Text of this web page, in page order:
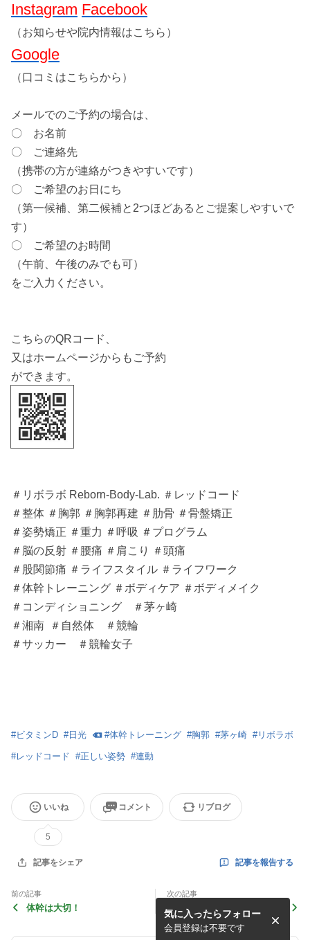
Instagram Facebook
（お知らせや院内情報はこちら）
Google
（口コミはこちらから）
メールでのご予約の場合は、
〇 お名前
〇 ご連絡先
（携帯の方が連絡がつきやすいです）
〇 ご希望のお日にち
（第一候補、第二候補と2つほどあるとご提案しやすいで
す）
〇 ご希望のお時間
（午前、午後のみでも可）
をご入力ください。
こちらのQRコード、
又はホームページからもご予約
ができます。
＃リボラボ Reborn-Body-Lab. ＃レッドコード
＃整体 ＃胸郭 ＃胸郭再建 ＃肋骨 ＃骨盤矯正
＃姿勢矯正 ＃重力 ＃呼吸 ＃プログラム
＃脳の反射 ＃腰痛 ＃肩こり ＃頭痛
＃股関節痛 ＃ライフスタイル ＃ライフワーク
＃体幹トレーニング ＃ボディケア ＃ボディメイク
＃コンディショニング ＃茅ヶ崎
＃湘南 ＃自然体 ＃競輪
＃サッカー ＃競輪女子
#ビタミンD #日光 #体幹トレーニング #胸郭 #茅ヶ崎 #リボラボ
#レッドコード #正しい姿勢 #連動
いいね
5
コメント リブログ
記事をシェア 記事を報告する
前の記事
体幹は大切！
次の記事
頭痛には整体が効果的！②
気に入ったらフォロー
会員登録は不要です